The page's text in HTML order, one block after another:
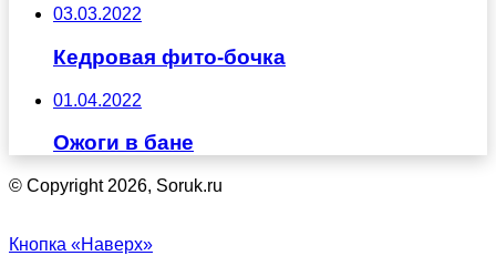
03.03.2022
Кедровая фито-бочка
01.04.2022
Ожоги в бане
© Copyright 2026, Soruk.ru
Кнопка «Наверх»